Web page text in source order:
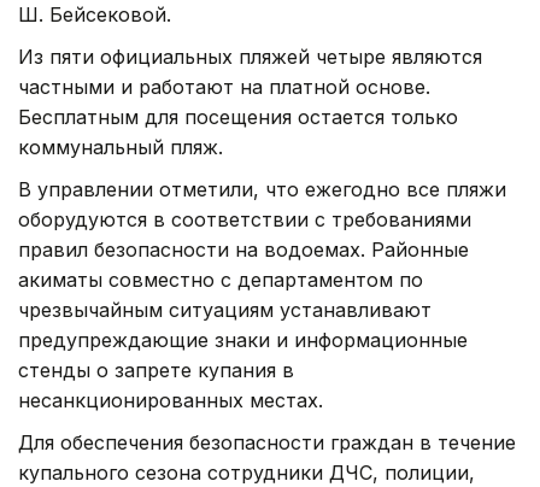
Ш. Бейсековой.
Из пяти официальных пляжей четыре являются
частными и работают на платной основе.
Бесплатным для посещения остается только
коммунальный пляж.
В управлении отметили, что ежегодно все пляжи
оборудуются в соответствии с требованиями
правил безопасности на водоемах. Районные
акиматы совместно с департаментом по
чрезвычайным ситуациям устанавливают
предупреждающие знаки и информационные
стенды о запрете купания в
несанкционированных местах.
Для обеспечения безопасности граждан в течение
купального сезона сотрудники ДЧС, полиции,